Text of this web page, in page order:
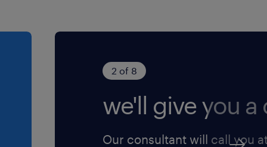
2 of 8
we'll give you a
Our consultant will call you